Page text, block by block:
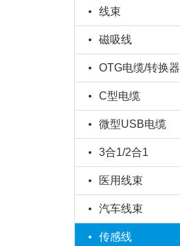
线束
磁吸线
OTG电缆/转换器
C型电缆
微型USB电缆
3合1/2合1
医用线束
汽车线束
传感线